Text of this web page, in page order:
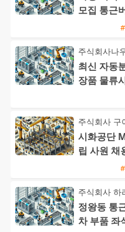
모집 통근
주식회사나
최신 자동
장품 물류
주식회사 구
시화공단
립 사원 채
주식회사 하
정왕동 통
차 부품 좌